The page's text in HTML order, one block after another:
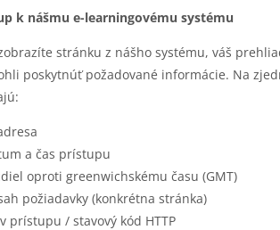
k nášmu e-learningovému systému
stránku z nášho systému, váš
poskytnúť požadované informácie. Na
a čas prístupu
oproti greenwichskému času (GMT)
požiadavky (konkrétna stránka)
prístupu / stavový kód HTTP